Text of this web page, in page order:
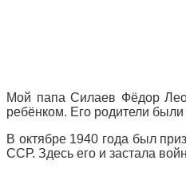
Мой папа Силаев Фёдор
ребёнком. Его родители
В октябре 1940 года был
ССР. Здесь его и застала